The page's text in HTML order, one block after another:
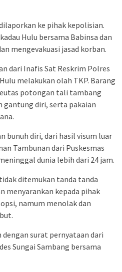
ke pihak kepolisian.
Hulu bersama Babinsa dan
mengevakuasi jasad korban.
dari Inafis Sat Reskrim Polres
melakukan olah TKP. Barang
potongan tali tambang
gantung diri, serta pakaian
bunuh diri, dari hasil visum luar
Tambunan dari Puskesmas
dunia lebih dari 24 jam.
ditemukan tanda tanda
menyarankan kepada pihak
namum menolak dan
surat pernyataan dari
Sungai Sambang bersama